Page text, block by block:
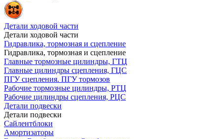
Детали ходовой части
Детали ходовой части
Гидравлика, тормозная и сцепление
Гидравлика, тормозная и сцепление
Главные тормозные цилиндры, ГТЦ
Главные цилиндры сцепления, ГЦС
ПГУ сцепления. ПГУ тормозов
Рабочие тормозные цилиндры, РТЦ
Рабочие цилиндры сцепления, РЦС
Детали подвески
Детали подвески
Cайлентблоки
Амортизаторы